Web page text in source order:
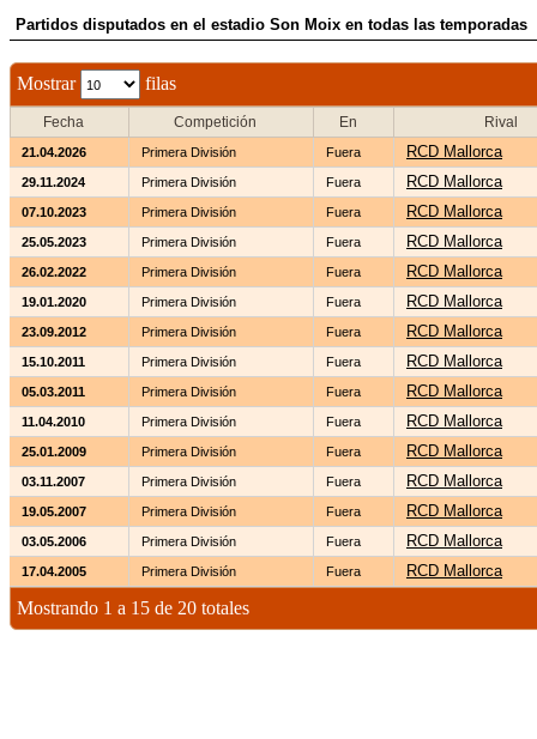
Partidos disputados en el estadio Son Moix en todas las temporadas
Mostrar filas
Fecha Competición En Rival
21.04.2026 Primera División Fuera RCD Mallorca
29.11.2024 Primera División Fuera RCD Mallorca
07.10.2023 Primera División Fuera RCD Mallorca
25.05.2023 Primera División Fuera RCD Mallorca
26.02.2022 Primera División Fuera RCD Mallorca
19.01.2020 Primera División Fuera RCD Mallorca
23.09.2012 Primera División Fuera RCD Mallorca
15.10.2011 Primera División Fuera RCD Mallorca
05.03.2011 Primera División Fuera RCD Mallorca
11.04.2010 Primera División Fuera RCD Mallorca
25.01.2009 Primera División Fuera RCD Mallorca
03.11.2007 Primera División Fuera RCD Mallorca
19.05.2007 Primera División Fuera RCD Mallorca
03.05.2006 Primera División Fuera RCD Mallorca
17.04.2005 Primera División Fuera RCD Mallorca
Mostrando 1 a 15 de 20 totales